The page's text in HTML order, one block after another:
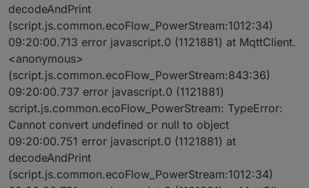
decodeAndPrint
(script.js.common.ecoFlow_PowerStream:1012:34)
09:20:00.713 error javascript.0 (1121881) at MqttClient.
<anonymous>
(script.js.common.ecoFlow_PowerStream:843:36)
09:20:00.737 error javascript.0 (1121881)
script.js.common.ecoFlow_PowerStream: TypeError:
Cannot convert undefined or null to object
09:20:00.751 error javascript.0 (1121881) at
decodeAndPrint
(script.js.common.ecoFlow_PowerStream:1012:34)